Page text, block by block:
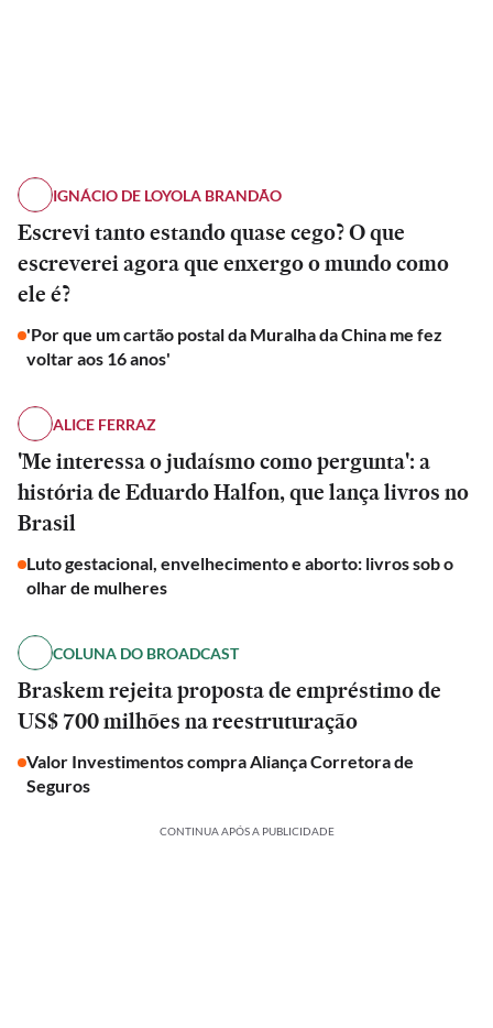
IGNÁCIO DE LOYOLA BRANDÃO
Escrevi tanto estando quase cego? O que
escreverei agora que enxergo o mundo como
ele é?
'Por que um cartão postal da Muralha da China me fez
voltar aos 16 anos'
ALICE FERRAZ
'Me interessa o judaísmo como pergunta': a
história de Eduardo Halfon, que lança livros no
Brasil
Luto gestacional, envelhecimento e aborto: livros sob o
olhar de mulheres
COLUNA DO BROADCAST
Braskem rejeita proposta de empréstimo de
US$ 700 milhões na reestruturação
Valor Investimentos compra Aliança Corretora de
Seguros
CONTINUA APÓS A PUBLICIDADE